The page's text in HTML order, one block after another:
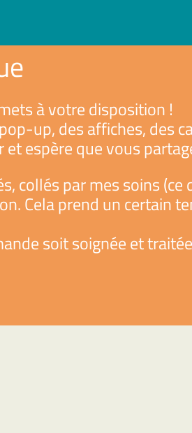
à votre disposition !
up, des affiches, des
espère que vous
collés par mes soins
Cela prend un certain
soit soignée et